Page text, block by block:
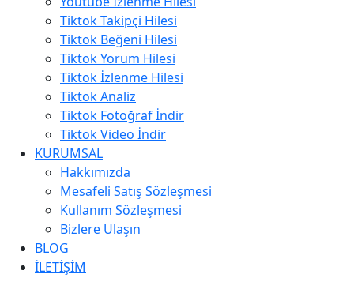
Tiktok Takipçi Hilesi
Tiktok Beğeni Hilesi
Tiktok Yorum Hilesi
Tiktok İzlenme Hilesi
Tiktok Analiz
Tiktok Fotoğraf İndir
Tiktok Video İndir
KURUMSAL
Hakkımızda
Mesafeli Satış Sözleşmesi
Kullanım Sözleşmesi
Bizlere Ulaşın
BLOG
İLETİŞİM